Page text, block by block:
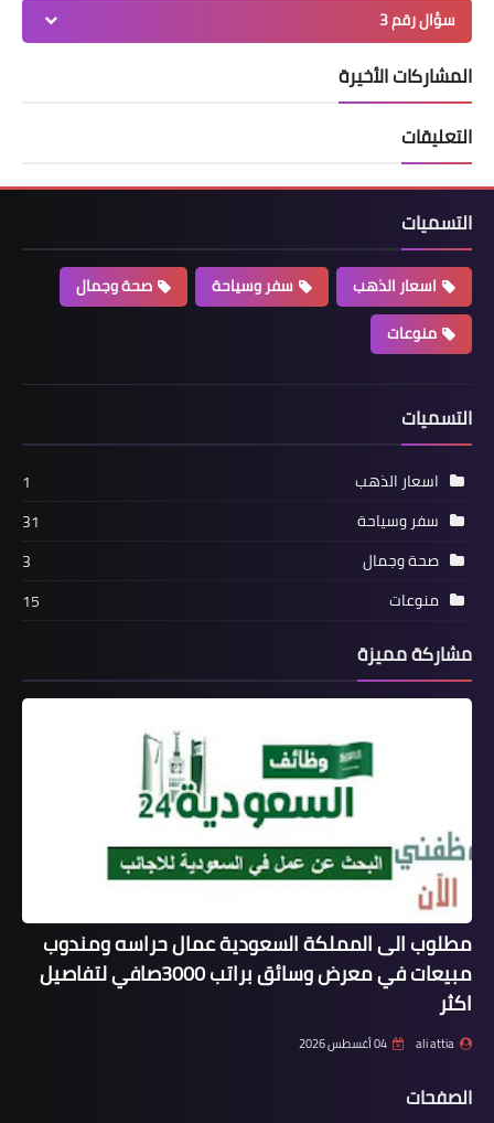
سؤال رقم 3
المشاركات الأخيرة
التعليقات
التسميات
اسعار الذهب سفر وسياحة
صحة وجمال
منوعات
التسميات
اسعار الذهب
1
سفر وسياحة
31
صحة وجمال
3
منوعات
15
مشاركة مميزة
مطلوب الى المملكة السعودية عمال حراسه ومندوب
مبيعات في معرض وسائق براتب 3000صافي لتفاصيل
اكثر
ali attia 04 أغسطس 2026
الصفحات